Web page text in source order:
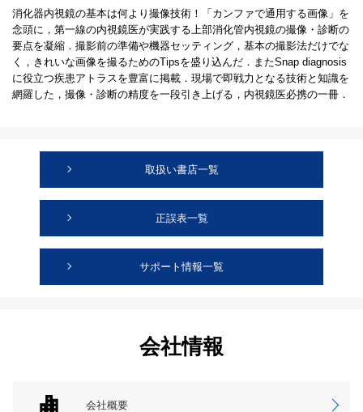
消化器内視鏡の基本は何より撮像技術！「カンファで通用する画像」を
念頭に，第一線の内視鏡医が実践する上部消化管内視鏡の撮像・診断の
要点を凝縮．撮影前の準備や機器セッティング，基本の撮影法だけでな
く，きれいな画像を撮るためのTipsを盛り込んだ．またSnap diagnosis
に役立つ疾患アトラスを豊富に掲載．現場で即戦力となる技術と知識を
網羅した，撮像・診断の精度を一段引き上げる，内視鏡医必携の一冊．
取扱い書店一覧
正誤表一覧
サポート情報一覧
会社情報
会社概要